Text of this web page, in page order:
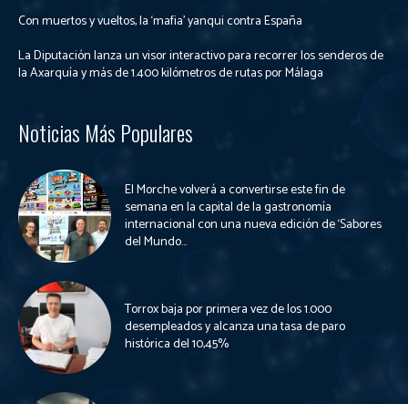
Con muertos y vueltos, la ‘mafia’ yanqui contra España
La Diputación lanza un visor interactivo para recorrer los senderos de
la Axarquía y más de 1.400 kilómetros de rutas por Málaga
Noticias Más Populares
El Morche volverá a convertirse este fin de
semana en la capital de la gastronomía
internacional con una nueva edición de ‘Sabores
del Mundo...
Torrox baja por primera vez de los 1.000
desempleados y alcanza una tasa de paro
histórica del 10,45%